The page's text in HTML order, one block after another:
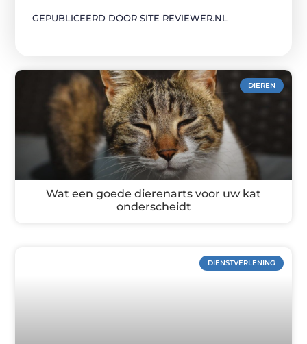
GEPUBLICEERD DOOR SITE REVIEWER.NL
DIEREN
Wat een goede dierenarts voor uw kat
onderscheidt
DIENSTVERLENING